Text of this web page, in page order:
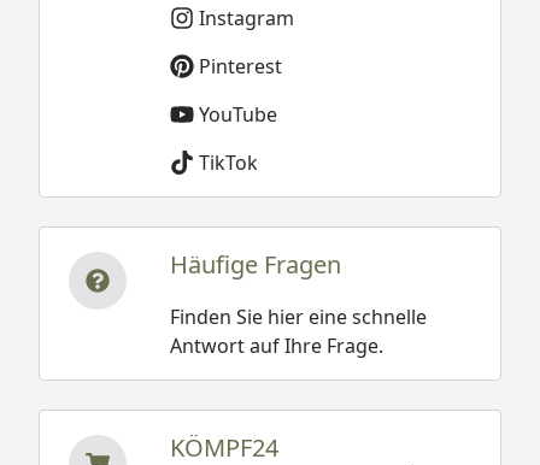
Instagram
Pinterest
YouTube
TikTok
Häufige Fragen
Finden Sie hier eine schnelle
Antwort auf Ihre Frage.
KÖMPF24